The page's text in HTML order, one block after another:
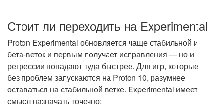
Стоит ли переходить на Experimental
Proton Experimental обновляется чаще стабильной и
бета-веток и первым получает исправления — но и
регрессии попадают туда быстрее. Для игр, которые
без проблем запускаются на Proton 10, разумнее
оставаться на стабильной ветке. Experimental имеет
смысл назначать точечно: